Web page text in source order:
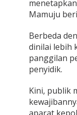
Mamuju
Berbeda
dinilai lebih
panggilan
penyidik.
Kini, publik
aparat